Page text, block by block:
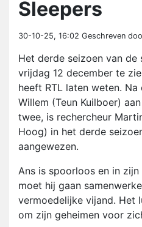
Sleepers
30-10-25, 16:02 Geschreven
Het derde seizoen van de
vrijdag 12 december te
heeft RTL laten weten.
Willem (Teun Kuilboer)
twee, is rechercheur
Hoog) in het derde
aangewezen.
Ans is spoorloos en in
moet hij gaan
vermoedelijke vijand. Het
om zijn geheimen voor